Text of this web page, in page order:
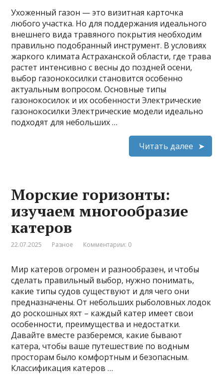
Ухоженный газон — это визитная карточка
любого участка. Но для поддержания идеального
внешнего вида травяного покрытия необходим
правильно подобранный инструмент. В условиях
жаркого климата Астраханской области, где трава
растет интенсивно с весны до поздней осени,
выбор газонокосилки становится особенно
актуальным вопросом. Основные типы
газонокосилок и их особенности Электрические
газонокосилки Электрические модели идеально
подходят для небольших …
Читать далее
Морские горизонты:
изучаем многообразие
катеров
22.07.2025 Разное Комментарии: 0
Мир катеров огромен и разнообразен, и чтобы
сделать правильный выбор, нужно понимать,
какие типы судов существуют и для чего они
предназначены. От небольших рыболовных лодок
до роскошных яхт – каждый катер имеет свои
особенности, преимущества и недостатки.
Давайте вместе разберемся, какие бывают
катера, чтобы ваше путешествие по водным
просторам было комфортным и безопасным.
Классификация катеров …